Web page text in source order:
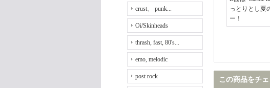
crust、 punk...
Oi/Skinheads
thrash, fast, 80's...
emo, melodic
post rock
っとりとし夏
ー！
この商品をチ